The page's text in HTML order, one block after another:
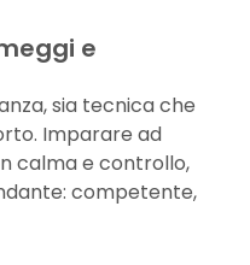
e
sia tecnica che
Imparare ad
calma e controllo,
competente,